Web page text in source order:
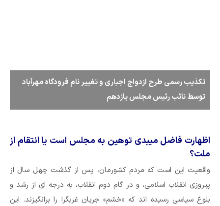
تکذیب رسمی طرح ازدواج اجباری و تغییر نام فرودگاه مهرآباد
توسط نائب رئیس مجلس یازدهم
اظهارت فاضل میبدی توهین به مجلس است یا انتقام از
ملت؟
واقعیت این است که مردم کشورمان، پس از گذشت چهل سال از
پیروزی انقلاب اسلامی، و در گام دوم انقلاب، به درجه ای از رشد و
بلوغ سیاسی رسیده اند که «خشم» جریان غربگرا را برانگیزند. این